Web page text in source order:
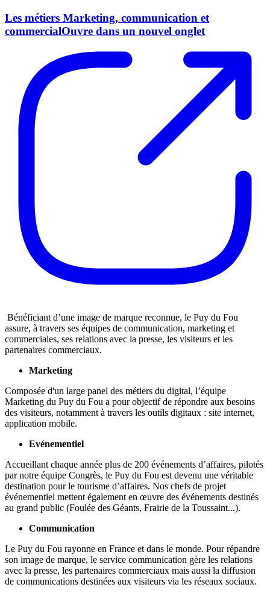
Les métiers Marketing, communication et
commercialOuvre dans un nouvel onglet
Bénéficiant d’une image de marque reconnue, le Puy du Fou
assure, à travers ses équipes de communication, marketing et
commerciales, ses relations avec la presse, les visiteurs et les
partenaires commerciaux.
Marketing
Composée d'un large panel des métiers du digital, l’équipe
Marketing du Puy du Fou a pour objectif de répondre aux besoins
des visiteurs, notamment à travers les outils digitaux : site internet,
application mobile.
Evénementiel
Accueillant chaque année plus de 200 événements d’affaires, pilotés
par notre équipe Congrès, le Puy du Fou est devenu une véritable
destination pour le tourisme d’affaires. Nos chefs de projet
événementiel mettent également en œuvre des événements destinés
au grand public (Foulée des Géants, Frairie de la Toussaint...).
Communication
Le Puy du Fou rayonne en France et dans le monde. Pour répandre
son image de marque, le service communication gère les relations
avec la presse, les partenaires commerciaux mais aussi la diffusion
de communications destinées aux visiteurs via les réseaux sociaux.